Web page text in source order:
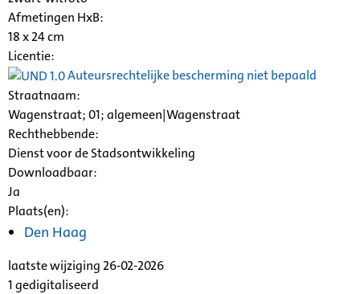
Afmetingen HxB:
18 x 24 cm
Licentie:
Auteursrechtelijke bescherming niet bepaald
Straatnaam:
Wagenstraat; 01; algemeen|Wagenstraat
Rechthebbende:
Dienst voor de Stadsontwikkeling
Downloadbaar:
Ja
Plaats(en):
Den Haag
laatste wijziging 26-02-2026
1 gedigitaliseerd